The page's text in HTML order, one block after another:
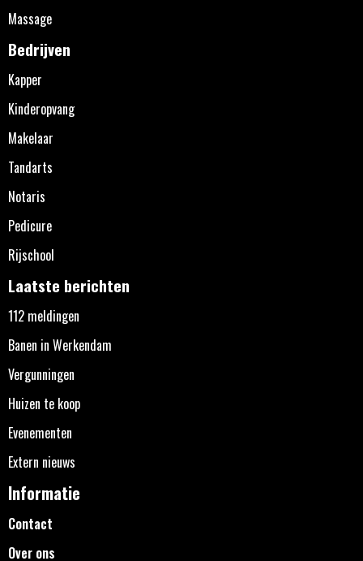
Massage
Bedrijven
Kapper
Kinderopvang
Makelaar
Tandarts
Notaris
Pedicure
Rijschool
Laatste berichten
112 meldingen
Banen in Werkendam
Vergunningen
Huizen te koop
Evenementen
Extern nieuws
Informatie
Contact
Over ons